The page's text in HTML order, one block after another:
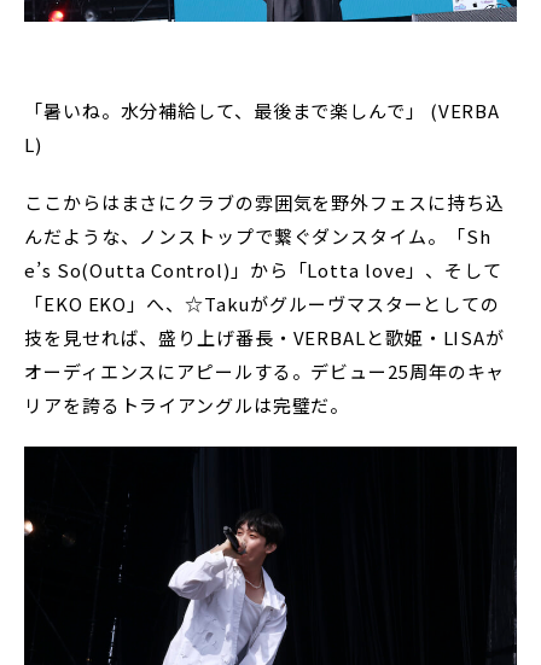
「暑いね。水分補給して、最後まで楽しんで」 (VERBA
L)
ここからはまさにクラブの雰囲気を野外フェスに持ち込
んだような、ノンストップで繋ぐダンスタイム。「Sh
e’s So(Outta Control)」から「Lotta love」、そして
「EKO EKO」へ、☆Takuがグルーヴマスターとしての
技を見せれば、盛り上げ番長・VERBALと歌姫・LISAが
オーディエンスにアピールする。デビュー25周年のキャ
リアを誇るトライアングルは完璧だ。